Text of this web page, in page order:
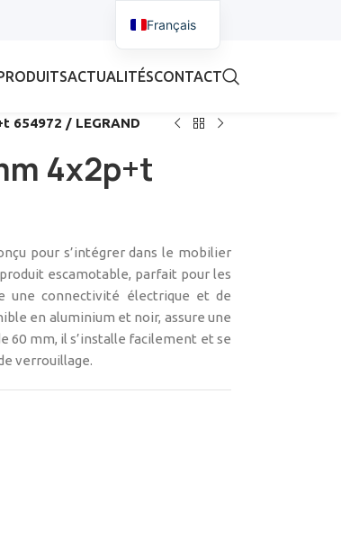
ACTUALITÉSCONTACT
654972 / LEGRAND
4x2p+t
pour s’intégrer dans le mobilier
escamotable, parfait pour les
une connectivité électrique et de
en aluminium et noir, assure une
60 mm, il s’installe facilement et se
verrouillage.
Français